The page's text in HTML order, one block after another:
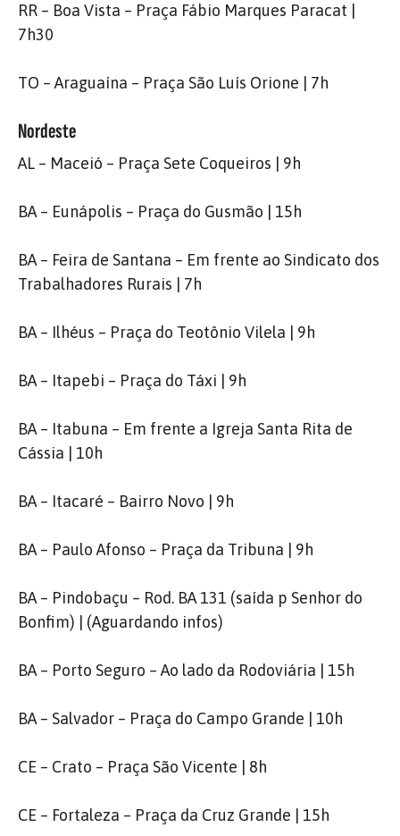
RR – Boa Vista – Praça Fábio Marques Paracat |
7h30
TO – Araguaína – Praça São Luís Orione | 7h
Nordeste
AL – Maceió – Praça Sete Coqueiros | 9h
BA – Eunápolis – Praça do Gusmão | 15h
BA – Feira de Santana – Em frente ao Sindicato dos
Trabalhadores Rurais | 7h
BA – Ilhéus – Praça do Teotônio Vilela | 9h
BA – Itapebi – Praça do Táxi | 9h
BA – Itabuna – Em frente a Igreja Santa Rita de
Cássia | 10h
BA – Itacaré – Bairro Novo | 9h
BA – Paulo Afonso – Praça da Tribuna | 9h
BA – Pindobaçu – Rod. BA 131 (saída p Senhor do
Bonfim) | (Aguardando infos)
BA – Porto Seguro – Ao lado da Rodoviária | 15h
BA – Salvador – Praça do Campo Grande | 10h
CE – Crato – Praça São Vicente | 8h
CE – Fortaleza – Praça da Cruz Grande | 15h